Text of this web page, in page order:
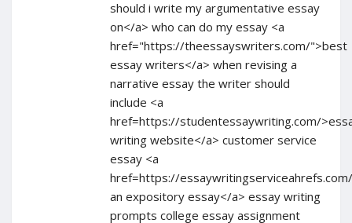
should i write my argumentative essay
on</a> who can do my essay <a
href="https://theessayswriters.com/">best
essay writers</a> when revising a
narrative essay the writer should
include <a
href=https://studentessaywriting.com/
writing website</a> customer service
essay <a
href=https://
an expository essay</a> essay writing
prompts college essay assignment